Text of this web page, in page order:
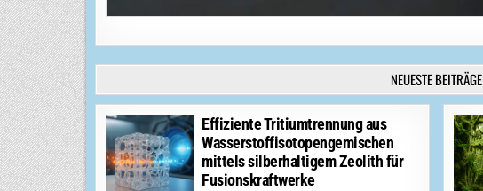
NEUESTE BEITRÄGE
Effiziente Tritiumtrennung aus
Wasserstoffisotopengemischen
mittels silberhaltigem Zeolith für
Fusionskraftwerke